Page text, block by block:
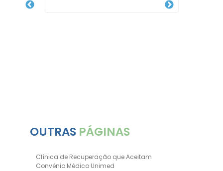
OUTRAS PÁGINAS
Clínica de Recuperação que Aceitam
Convênio Médico Unimed